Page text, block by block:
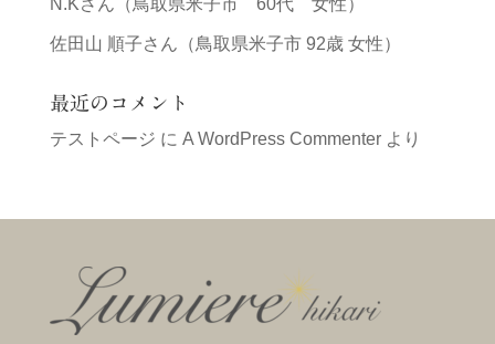
佐田山 順子さん（鳥取県米子市 92歳 女性）
最近のコメント
テストページ に A WordPress Commenterより